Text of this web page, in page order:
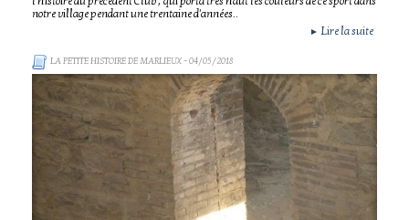
notre village pendant une trentaine d'années..
► Lire la suite
LA PETITE HISTOIRE DE MARLIEUX- 04/05/2018